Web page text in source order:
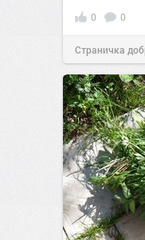
0 0
Страничка
позитива!